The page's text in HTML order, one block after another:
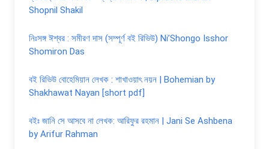
Shopnil Shakil
নিঃসঙ্গ ঈশ্বর : সমীরণ দাস (সম্পূর্ণ বই রিভিউ) Ni’Shongo Isshor
Shomiron Das
বই রিভিউ বোহেমিয়ান লেখক : শাখাওয়াৎ নয়ন | Bohemian by
Shakhawat Nayan [short pdf]
বইঃ জানি সে আসবে না লেখক: আরিফুর রহমান | Jani Se Ashbena
by Arifur Rahman